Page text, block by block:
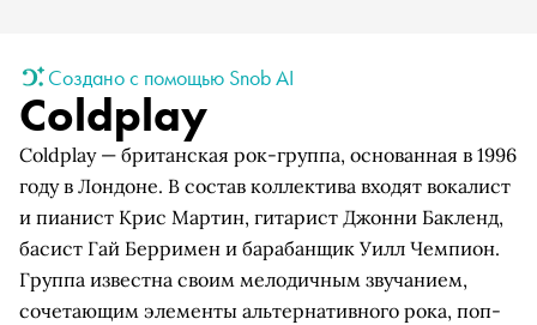
Создано с помощью Snob AI
Coldplay
Coldplay — британская рок-группа, основанная в 1996
году в Лондоне. В состав коллектива входят вокалист
и пианист Крис Мартин, гитарист Джонни Бакленд,
басист Гай Берримен и барабанщик Уилл Чемпион.
Группа известна своим мелодичным звучанием,
сочетающим элементы альтернативного рока, поп-